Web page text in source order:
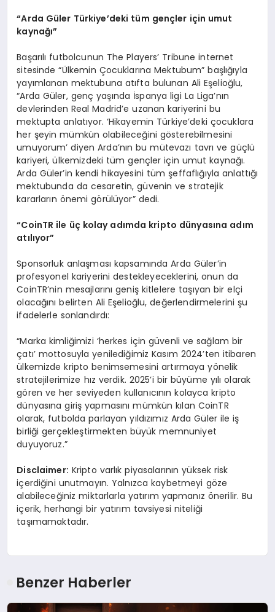
“Arda Güler Türkiye’deki tüm gençler için umut
kaynağı”
Başarılı futbolcunun The Players’ Tribune internet
sitesinde “Ülkemin Çocuklarına Mektubum” başlığıyla
yayımlanan mektubuna atıfta bulunan Ali Eşelioğlu,
“Arda Güler, genç yaşında İspanya ligi La Liga’nın
devlerinden Real Madrid’e uzanan kariyerini bu
mektupta anlatıyor. ‘Hikayemin Türkiye’deki çocuklara
her şeyin mümkün olabileceğini gösterebilmesini
umuyorum’ diyen Arda’nın bu mütevazı tavrı ve güçlü
kariyeri, ülkemizdeki tüm gençler için umut kaynağı.
Arda Güler’in kendi hikayesini tüm şeffaflığıyla anlattığı
mektubunda da cesaretin, güvenin ve stratejik
kararların önemi görülüyor” dedi.
“CoinTR ile üç kolay adımda kripto dünyasına adım
atılıyor”
Sponsorluk anlaşması kapsamında Arda Güler’in
profesyonel kariyerini destekleyeceklerini, onun da
CoinTR’nin mesajlarını geniş kitlelere taşıyan bir elçi
olacağını belirten Ali Eşelioğlu, değerlendirmelerini şu
ifadelerle sonlandırdı:
“Marka kimliğimizi ‘herkes için güvenli ve sağlam bir
çatı’ mottosuyla yenilediğimiz Kasım 2024’ten itibaren
ülkemizde kripto benimsemesini artırmaya yönelik
stratejilerimize hız verdik. 2025’i bir büyüme yılı olarak
gören ve her seviyeden kullanıcının kolayca kripto
dünyasına giriş yapmasını mümkün kılan CoinTR
olarak, futbolda parlayan yıldızımız Arda Güler ile iş
birliği gerçekleştirmekten büyük memnuniyet
duyuyoruz.”
Disclaimer: Kripto varlık piyasalarının yüksek risk
içerdiğini unutmayın. Yalnızca kaybetmeyi göze
alabileceğiniz miktarlarla yatırım yapmanız önerilir. Bu
içerik, herhangi bir yatırım tavsiyesi niteliği
taşımamaktadır.
Benzer Haberler